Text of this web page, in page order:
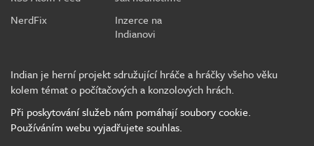
NerdFix
Inzerce na
Indianovi
Indian je herní projekt sdružující hráče a hráčky všeho věku
kolem témat o počítačových a konzolových hrách.
Při poskytování služeb nám pomáhají soubory cookie.
Používáním webu vyjadřujete souhlas.